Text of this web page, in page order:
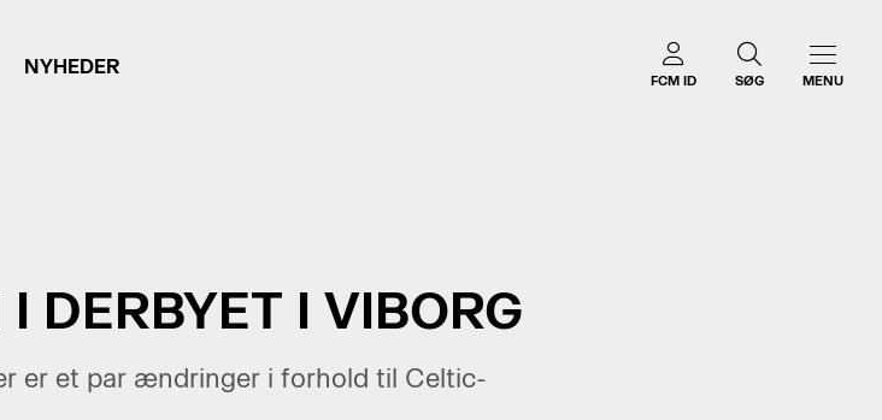
NYHEDER
FCM ID SØG MENU
I DERBYET I VIBORG
er et par ændringer i forhold til Celtic-